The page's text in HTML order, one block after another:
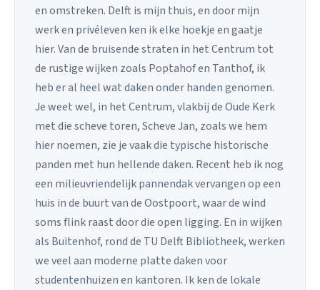
en omstreken. Delft is mijn thuis, en door mijn
werk en privéleven ken ik elke hoekje en gaatje
hier. Van de bruisende straten in het Centrum tot
de rustige wijken zoals Poptahof en Tanthof, ik
heb er al heel wat daken onder handen genomen.
Je weet wel, in het Centrum, vlakbij de Oude Kerk
met die scheve toren, Scheve Jan, zoals we hem
hier noemen, zie je vaak die typische historische
panden met hun hellende daken. Recent heb ik nog
een milieuvriendelijk pannendak vervangen op een
huis in de buurt van de Oostpoort, waar de wind
soms flink raast door die open ligging. En in wijken
als Buitenhof, rond de TU Delft Bibliotheek, werken
we veel aan moderne platte daken voor
studentenhuizen en kantoren. Ik ken de lokale